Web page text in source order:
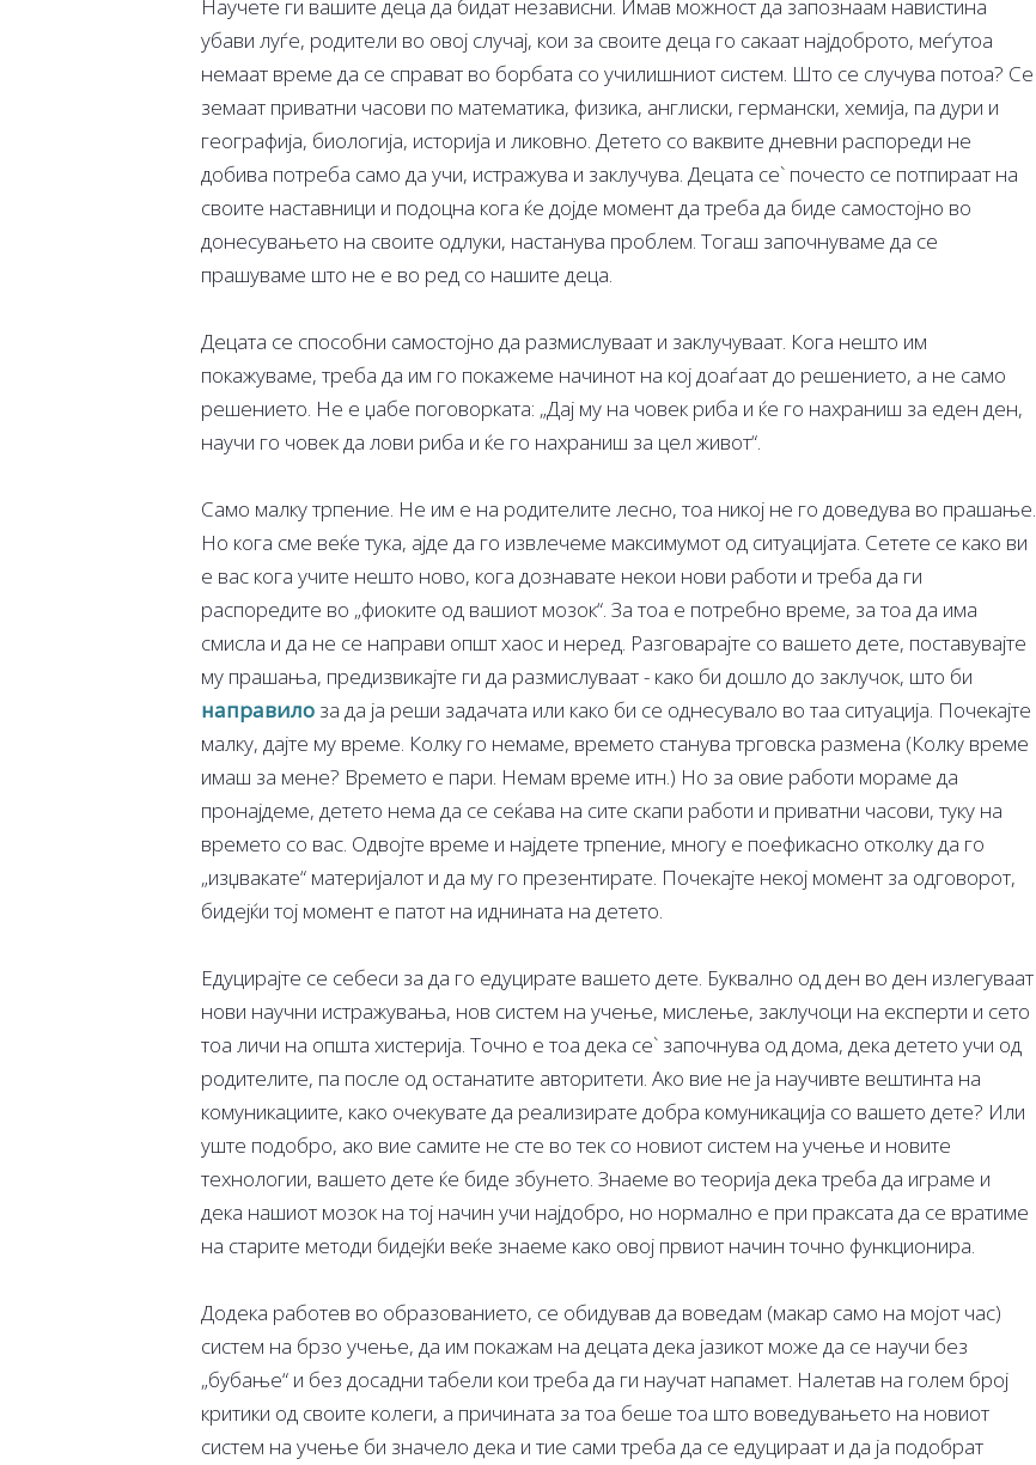
Научете ги вашите деца да бидат независни. Имав можност да запознаам навистина
убави луѓе, родители во овој случај, кои за своите деца го сакаат најдоброто, меѓутоа
немаат време да се справат во борбата со училишниот систем. Што се случува потоа? Се
земаат приватни часови по математика, физика, англиски, германски, хемија, па дури и
географија, биологија, историја и ликовно. Детето со ваквите дневни распореди не
добива потреба само да учи, истражува и заклучува. Децата се` почесто се потпираат на
своите наставници и подоцна кога ќе дојде момент да треба да биде самостојно во
донесувањето на своите одлуки, настанува проблем. Тогаш започнуваме да се
прашуваме што не е во ред со нашите деца.
Децата се способни самостојно да размислуваат и заклучуваат. Кога нешто им
покажуваме, треба да им го покажеме начинот на кој доаѓаат до решението, а не само
решението. Не е џабе поговорката: „Дај му на човек риба и ќе го нахраниш за еден ден,
научи го човек да лови риба и ќе го нахраниш за цел живот“.
Само малку трпение. Не им е на родителите лесно, тоа никој не го доведува во прашање.
Но кога сме веќе тука, ајде да го извлечеме максимумот од ситуацијата. Сетете се како ви
е вас кога учите нешто ново, кога дознавате некои нови работи и треба да ги
распоредите во „фиоките од вашиот мозок“. За тоа е потребно време, за тоа да има
смисла и да не се направи општ хаос и неред. Разговарајте со вашето дете, поставувајте
му прашања, предизвикајте ги да размислуваат - како би дошло до заклучок, што би
направило за да ја реши задачата или како би се однесувало во таа ситуација. Почекајте
малку, дајте му време. Колку го немаме, времето станува трговска размена (Колку време
имаш за мене? Времето е пари. Немам време итн.) Но за овие работи мораме да
пронајдеме, детето нема да се сеќава на сите скапи работи и приватни часови, туку на
времето со вас. Одвојте време и најдете трпение, многу е поефикасно отколку да го
„изџвакате“ материјалот и да му го презентирате. Почекајте некој момент за одговорот,
бидејќи тој момент е патот на иднината на детето.
Едуцирајте се себеси за да го едуцирате вашето дете. Буквално од ден во ден излегуваат
нови научни истражувања, нов систем на учење, мислење, заклучоци на експерти и сето
тоа личи на општа хистерија. Точно е тоа дека се` започнува од дома, дека детето учи од
родителите, па после од останатите авторитети. Ако вие не ја научивте вештинта на
комуникациите, како очекувате да реализирате добра комуникација со вашето дете? Или
уште подобро, ако вие самите не сте во тек со новиот систем на учење и новите
технологии, вашето дете ќе биде збунето. Знаеме во теорија дека треба да играме и
дека нашиот мозок на тој начин учи најдобро, но нормално е при праксата да се вратиме
на старите методи бидејќи веќе знаеме како овој првиот начин точно функционира.
Додека работев во образованието, се обидував да воведам (макар само на мојот час)
систем на брзо учење, да им покажам на децата дека јазикот може да се научи без
„бубање“ и без досадни табели кои треба да ги научат напамет. Налетав на голем број
критики од своите колеги, а причината за тоа беше тоа што воведувањето на новиот
систем на учење би значело дека и тие сами треба да се едуцираат и да ја подобрат